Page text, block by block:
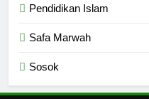
Pendidikan Islam
Safa Marwah
Sosok